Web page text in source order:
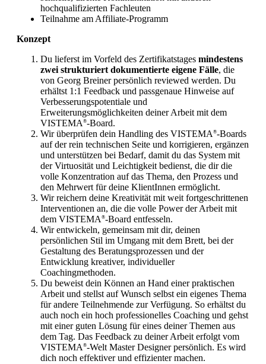
hochqualifizierten Fachleuten
Teilnahme am Affiliate-Programm
Konzept
Du lieferst im Vorfeld des Zertifikatstages mindestens
zwei strukturiert dokumentierte eigene Fälle, die
von Georg Breiner persönlich reviewed werden. Du
erhältst 1:1 Feedback und passgenaue Hinweise auf
Verbesserungspotentiale und
Erweiterungsmöglichkeiten deiner Arbeit mit dem
VISTEMA ®-Board.
Wir überprüfen dein Handling des VISTEMA ®-Boards
auf der rein technischen Seite und korrigieren, ergänzen
und unterstützen bei Bedarf, damit du das System mit
der Virtuosität und Leichtigkeit bedienst, die dir die
volle Konzentration auf das Thema, den Prozess und
den Mehrwert für deine KlientInnen ermöglicht.
Wir reichern deine Kreativität mit weit fortgeschrittenen
Interventionen an, die die volle Power der Arbeit mit
dem VISTEMA ®-Board entfesseln.
Wir entwickeln, gemeinsam mit dir, deinen
persönlichen Stil im Umgang mit dem Brett, bei der
Gestaltung des Beratungsprozessen und der
Entwicklung kreativer, individueller
Coachingmethoden.
Du beweist dein Können an Hand einer praktischen
Arbeit und stellst auf Wunsch selbst ein eigenes Thema
für andere Teilnehmende zur Verfügung. So erhältst du
auch noch ein hoch professionelles Coaching und gehst
mit einer guten Lösung für eines deiner Themen aus
dem Tag. Das Feedback zu deiner Arbeit erfolgt vom
VISTEMA ®-Welt Master Designer persönlich. Es wird
dich noch effektiver und effizienter machen.